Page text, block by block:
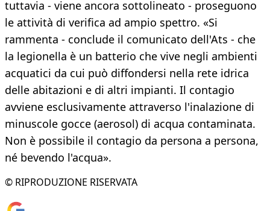
tuttavia - viene ancora sottolineato - proseguono
le attività di verifica ad ampio spettro. «Si
rammenta - conclude il comunicato dell'Ats - che
la legionella è un batterio che vive negli ambienti
acquatici da cui può diffondersi nella rete idrica
delle abitazioni e di altri impianti. Il contagio
avviene esclusivamente attraverso l'inalazione di
minuscole gocce (aerosol) di acqua contaminata.
Non è possibile il contagio da persona a persona,
né bevendo l'acqua».
© RIPRODUZIONE RISERVATA